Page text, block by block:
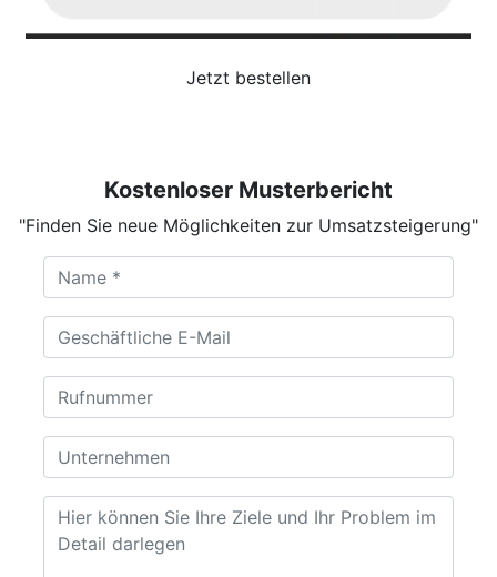
Jetzt bestellen
Kostenloser Musterbericht
"Finden Sie neue Möglichkeiten zur Umsatzsteigerung"